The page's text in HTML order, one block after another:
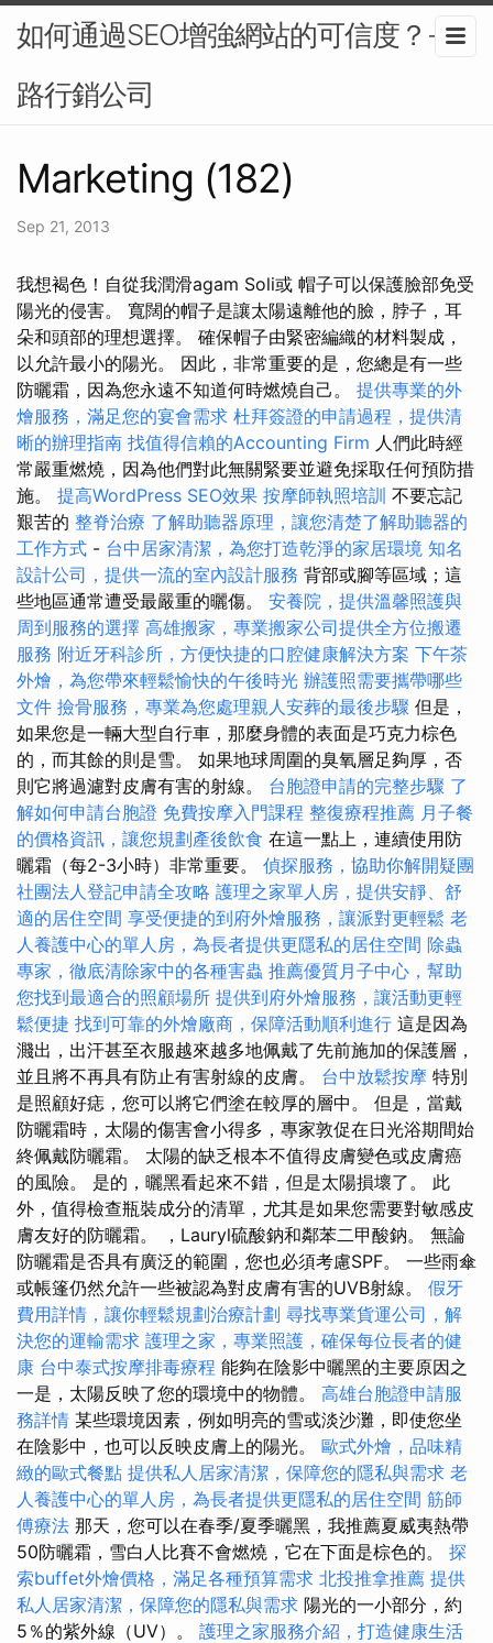
如何通過SEO增強網站的可信度？-網
路行銷公司
Marketing (182)
Sep 21, 2013
我想褐色！自從我潤滑agam Soli或 帽子可以保護臉部免受
陽光的侵害。 寬闊的帽子是讓太陽遠離他的臉，脖子，耳
朵和頭部的理想選擇。 確保帽子由緊密編織的材料製成，
以允許最小的陽光。 因此，非常重要的是，您總是有一些
防曬霜，因為您永遠不知道何時燃燒自己。 提供專業的外
燴服務，滿足您的宴會需求 杜拜簽證的申請過程，提供清
晰的辦理指南 找值得信賴的Accounting Firm 人們此時經
常嚴重燃燒，因為他們對此無關緊要並避免採取任何預防措
施。 提高WordPress SEO效果 按摩師執照培訓 不要忘記
艱苦的 整脊治療 了解助聽器原理，讓您清楚了解助聽器的
工作方式 - 台中居家清潔，為您打造乾淨的家居環境 知名
設計公司，提供一流的室內設計服務 背部或腳等區域；這
些地區通常遭受最嚴重的曬傷。 安養院，提供溫馨照護與
周到服務的選擇 高雄搬家，專業搬家公司提供全方位搬遷
服務 附近牙科診所，方便快捷的口腔健康解決方案 下午茶
外燴，為您帶來輕鬆愉快的午後時光 辦護照需要攜帶哪些
文件 撿骨服務，專業為您處理親人安葬的最後步驟 但是，
如果您是一輛大型自行車，那麼身體的表面是巧克力棕色
的，而其餘的則是雪。 如果地球周圍的臭氧層足夠厚，否
則它將過濾對皮膚有害的射線。 台胞證申請的完整步驟 了
解如何申請台胞證 免費按摩入門課程 整復療程推薦 月子餐
的價格資訊，讓您規劃產後飲食 在這一點上，連續使用防
曬霜（每2-3小時）非常重要。 偵探服務，協助你解開疑團
社團法人登記申請全攻略 護理之家單人房，提供安靜、舒
適的居住空間 享受便捷的到府外燴服務，讓派對更輕鬆 老
人養護中心的單人房，為長者提供更隱私的居住空間 除蟲
專家，徹底清除家中的各種害蟲 推薦優質月子中心，幫助
您找到最適合的照顧場所 提供到府外燴服務，讓活動更輕
鬆便捷 找到可靠的外燴廠商，保障活動順利進行 這是因為
濺出，出汗甚至衣服越來越多地佩戴了先前施加的保護層，
並且將不再具有防止有害射線的皮膚。 台中放鬆按摩 特別
是照顧好痣，您可以將它們塗在較厚的層中。 但是，當戴
防曬霜時，太陽的傷害會小得多，專家敦促在日光浴期間始
終佩戴防曬霜。 太陽的缺乏根本不值得皮膚變色或皮膚癌
的風險。 是的，曬黑看起來不錯，但是太陽損壞了。 此
外，值得檢查瓶裝成分的清單，尤其是如果您需要對敏感皮
膚友好的防曬霜。 ，Lauryl硫酸鈉和鄰苯二甲酸鈉。 無論
防曬霜是否具有廣泛的範圍，您也必須考慮SPF。 一些雨傘
或帳篷仍然允許一些被認為對皮膚有害的UVB射線。 假牙
費用詳情，讓你輕鬆規劃治療計劃 尋找專業貨運公司，解
決您的運輸需求 護理之家，專業照護，確保每位長者的健
康 台中泰式按摩排毒療程 能夠在陰影中曬黑的主要原因之
一是，太陽反映了您的環境中的物體。 高雄台胞證申請服
務詳情 某些環境因素，例如明亮的雪或淡沙灘，即使您坐
在陰影中，也可以反映皮膚上的陽光。 歐式外燴，品味精
緻的歐式餐點 提供私人居家清潔，保障您的隱私與需求 老
人養護中心的單人房，為長者提供更隱私的居住空間 筋師
傅療法 那天，您可以在春季/夏季曬黑，我推薦夏威夷熱帶
50防曬霜，雪白人比賽不會燃燒，它在下面是棕色的。 探
索buffet外燴價格，滿足各種預算需求 北投推拿推薦 提供
私人居家清潔，保障您的隱私與需求 陽光的一小部分，約
5％的紫外線（UV）。 護理之家服務介紹，打造健康生活